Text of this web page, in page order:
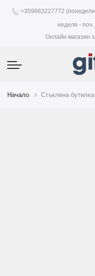
+359883227772
неделя - поч.
Онлайн магазин
Начало Стъклена